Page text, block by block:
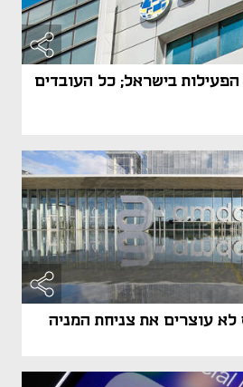
הפעילות בישראל; כל העובדים
לא עוצרים את צניחת המניה